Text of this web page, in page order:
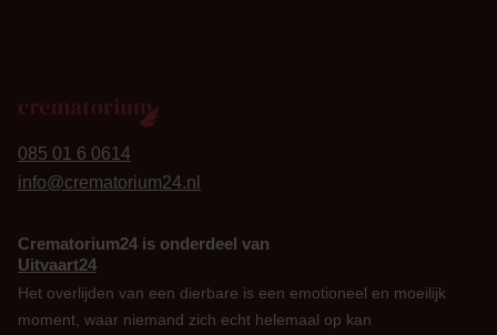
085 01 6 0614
info@crematorium24.nl
Crematorium24 is onderdeel van
Uitvaart24
Het overlijden van een dierbare is een emotioneel en moeilijk
moment, waar niemand zich echt helemaal op kan